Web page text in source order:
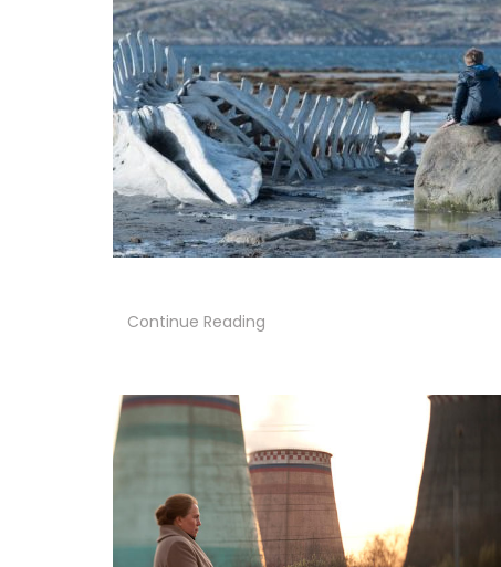
Continue Reading